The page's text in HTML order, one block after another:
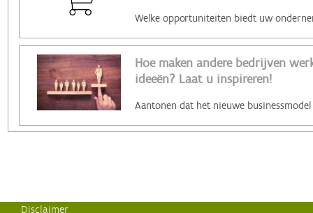
Hoe maken andere bedrijven
ideeën? Laat u inspireren!
Disclaimer